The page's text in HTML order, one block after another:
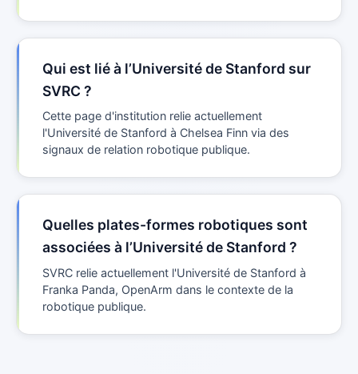
Qui est lié à l’Université de Stanford sur
SVRC ?
Cette page d'institution relie actuellement
l'Université de Stanford à Chelsea Finn via des
signaux de relation robotique publique.
Quelles plates-formes robotiques sont
associées à l’Université de Stanford ?
SVRC relie actuellement l'Université de Stanford à
Franka Panda, OpenArm dans le contexte de la
robotique publique.